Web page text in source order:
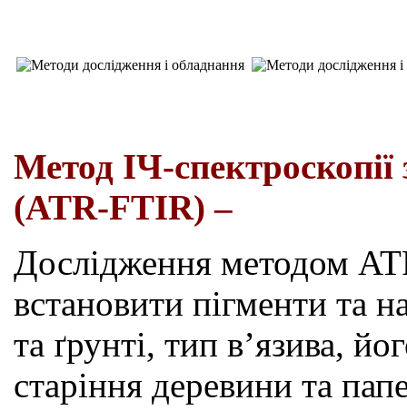
Метод ІЧ-
(ATR-FTIR) –
Дослідження методом
встановити пігменти та
та ґрунті, тип в’язива,
старіння деревини та